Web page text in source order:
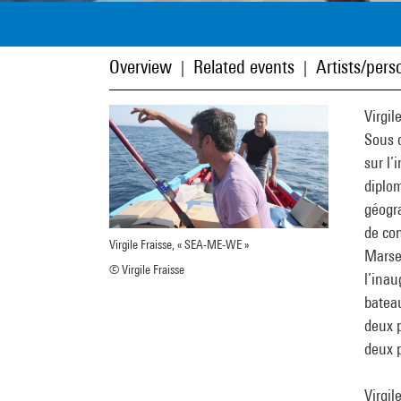
Overview Related events Artists/
Virgile Fraisse, « SEA-ME-WE »
© Virgile Fraisse
Sous
sur
de
deux
deux